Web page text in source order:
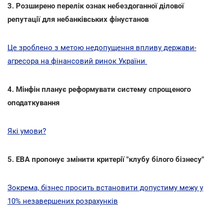
3. Розширено перелік ознак небездоганної ділової
репутації для небанківських фінустанов
Це зроблено з метою недопущення впливу держави-
агресора на фінансовий ринок України
4. Мінфін планує реформувати систему спрощеного
оподаткування
Які умови?
5. ЕВА пропонує змінити критерії "клубу білого бізнесу"
Зокрема, бізнес просить встановити допустиму межу у
10% незавершених розрахунків